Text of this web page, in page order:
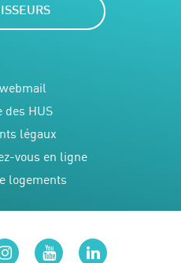
des HUS
légaux
vous en ligne
logements
instagram
youtubelinkedin